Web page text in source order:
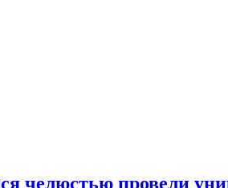
челюстью провели